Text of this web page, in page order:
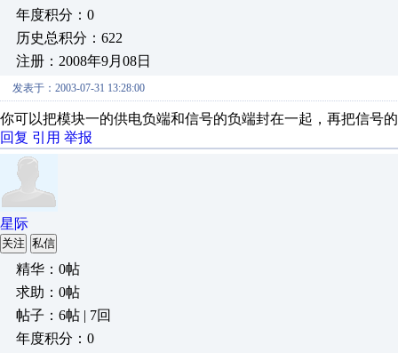
年度积分：0
历史总积分：622
注册：2008年9月08日
发表于：2003-07-31 13:28:00
你可以把模块一的供电负端和信号的负端封在一起，再把信号
回复 引用 举报
星际
关注 私信
精华：0帖
求助：0帖
帖子：6帖 | 7回
年度积分：0